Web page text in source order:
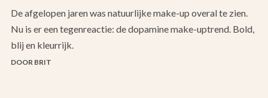
De afgelopen jaren was natuurlijke make-up overal te zien.
Nu is er een tegenreactie: de dopamine make-uptrend. Bold,
blij en kleurrijk.
DOOR BRIT